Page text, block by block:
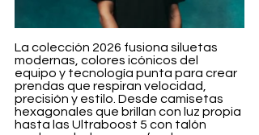
La colección 2026 fusiona siluetas
modernas, colores icónicos del
equipo y tecnología punta para crear
prendas que respiran velocidad,
precisión y estilo. Desde camisetas
hexagonales que brillan con luz propia
hasta las Ultraboost 5 con talón